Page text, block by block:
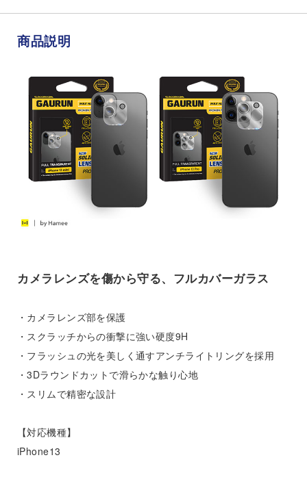
商品説明
カメラレンズを傷から守る、フルカバーガラス
・カメラレンズ部を保護
・スクラッチからの衝撃に強い硬度9H
・フラッシュの光を美しく通すアンチライトリングを採用
・3Dラウンドカットで滑らかな触り心地
・スリムで精密な設計
【対応機種】
iPhone13